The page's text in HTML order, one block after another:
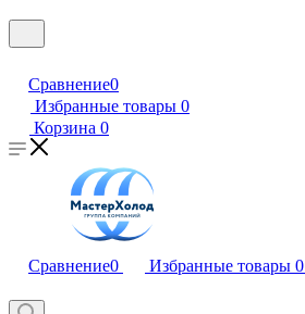
Сравнение0
Избранные товары 0
Корзина 0
Сравнение0 Избранные товары 0